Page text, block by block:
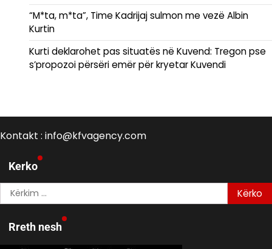
“M*ta, m*ta”, Time Kadrijaj sulmon me vezë Albin
Kurtin
Kurti deklarohet pas situatës në Kuvend: Tregon pse
s’propozoi përsëri emër për kryetar Kuvendi
Kontakt : info@kfvagency.com
Kerko
Kërko
për:
Rreth nesh